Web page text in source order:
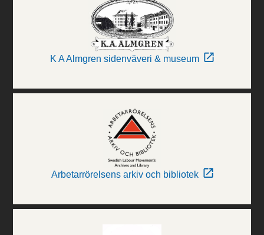
K A Almgren sidenväveri & museum
Arbetarrörelsens arkiv och bibliotek